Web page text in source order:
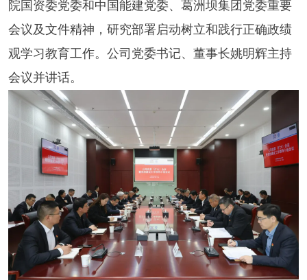
院国资委党委和中国能建党委、葛洲坝集团党委重要
会议及文件精神，研究部署启动树立和践行正确政绩
观学习教育工作。公司党委书记、董事长姚明辉主持
会议并讲话。